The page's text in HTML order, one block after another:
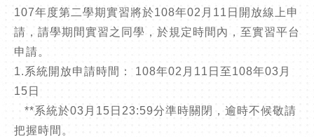
107年度第二學期實習將於108年02月11日開放線上申
請，請學期間實習之同學，於規定時間內，至實習平台
申請。
1.系統開放申請時間： 108年02月11日至108年03月
15日
**系統於03月15日23:59分準時關閉，逾時不候敬請
把握時間。